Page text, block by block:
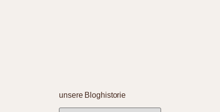
unsere Bloghistorie